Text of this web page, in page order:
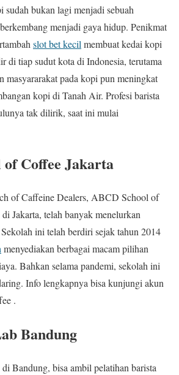
bukan lagi menjadi sebuah
menjadi gaya hidup. Penikmat
slot bet kecil membuat kedai kopi
di tiap sudut kota di Indonesia, terutama
masyararakat pada kopi pun meningkat
kopi di Tanah Air. Profesi barista
tak dilirik, saat ini mulai
Coffee Jakarta
of Caffeine Dealers, ABCD School of
Jakarta, telah banyak menelurkan
ini telah berdiri sejak tahun 2014
menyediakan berbagai macam pilihan
Bahkan selama pandemi, sekolah ini
Info lengkapnya bisa kunjungi akun
.
Bandung
Bandung, bisa ambil pelatihan barista